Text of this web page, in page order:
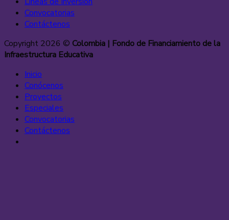
Convocatorias
Contáctenos
Copyright 2026 © Colombia | Fondo de Financiamiento de la
Infraestructura Educativa
Inicio
Conócenos
Proyectos
Especiales
Convocatorias
Contáctenos